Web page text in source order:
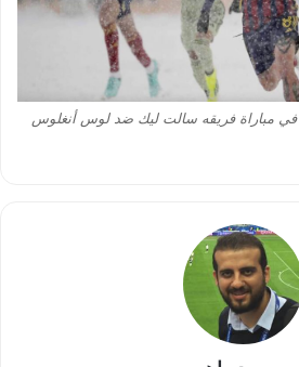
في مباراة فريقه سالت ليك ضد لوس أنغلوس